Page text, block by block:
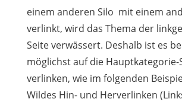
einem anderen Silo mit einem
verlinkt, wird das Thema der
Seite verwässert. Deshalb ist es
möglichst auf die Hauptkategorie-
verlinken, wie im folgenden
Wildes Hin- und Herverlinken